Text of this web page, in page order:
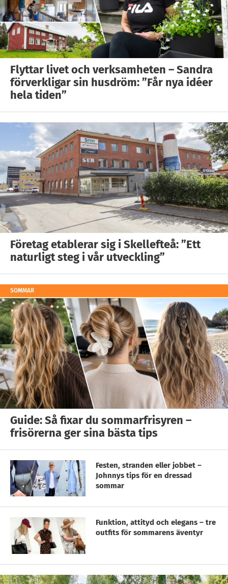
Flyttar livet och verksamheten – Sandra
förverkligar sin husdröm: ”Får nya idéer
hela tiden”
Företag etablerar sig i Skellefteå: ”Ett
naturligt steg i vår utveckling”
SOMMAR
Guide: Så fixar du sommarfrisyren –
frisörerna ger sina bästa tips
Festen, stranden eller jobbet –
Johnnys tips för en dressad
sommar
Funktion, attityd och elegans – tre
outfits för sommarens äventyr